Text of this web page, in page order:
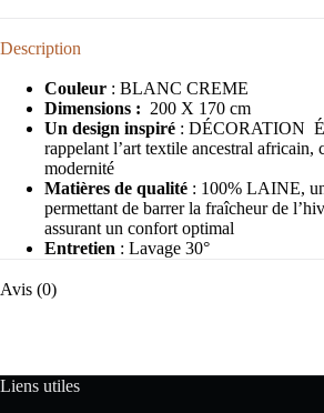
Description
Couleur : BLANC CREME
Dimensions : 200 X 170 cm
Un design inspiré : DÉCORATION
rappelant l’art textile ancestral
modernité
Matières de qualité : 100% LAINE,
permettant de barrer la fraîcheur de
assurant un confort optimal
Entretien : Lavage 30°
Avis (0)
Liens utiles